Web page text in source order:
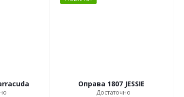
Оправа 1807 JESSIE
Достаточно